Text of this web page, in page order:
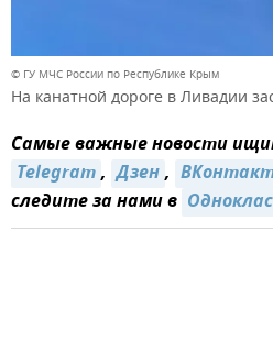
© ГУ МЧС России по Республике Крым
На канатной дороге в Ливадии
Самые важные новости
Telegram, Дзен,
следите за нами в